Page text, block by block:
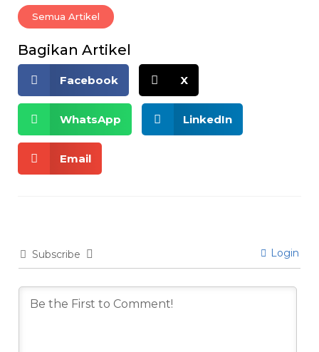
Semua Artikel
Bagikan Artikel
Facebook X
WhatsApp LinkedIn
Email
Subscribe Login